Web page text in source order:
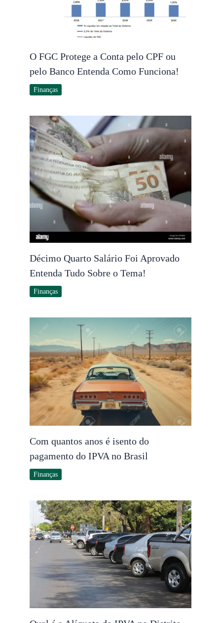
O FGC Protege a Conta pelo CPF ou
pelo Banco Entenda Como Funciona!
Finanças
Décimo Quarto Salário Foi Aprovado
Entenda Tudo Sobre o Tema!
Finanças
Com quantos anos é isento do
pagamento do IPVA no Brasil
Finanças